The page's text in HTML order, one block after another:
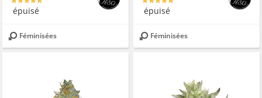
épuisé
Féminisées
épuisé
Féminisées